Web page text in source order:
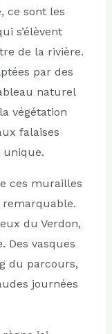
ce sont les
s’élèvent
de la rivière.
par des
naturel
végétation
falaises
unique.
ces murailles
du Verdon,
Des vasques
du parcours,
journées